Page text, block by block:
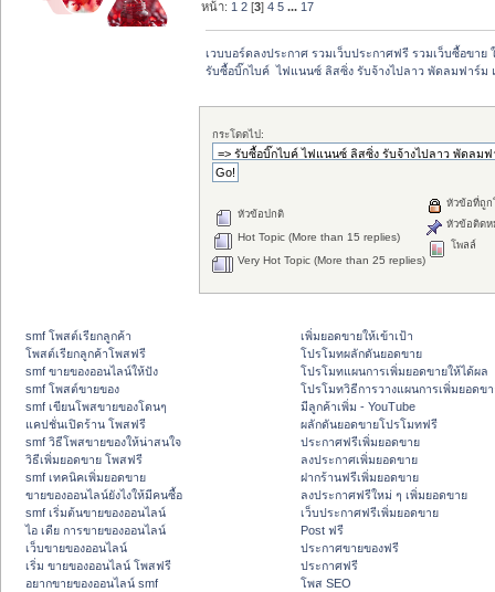
หน้า: 1 2 [3]4 5 ... 17
เวบบอร์ดลงประกาศ รวมเว็บประกาศฟรี รวมเว็บซื้อขาย
รับซื้อบิ๊กไบค์  ไฟแนนซ์ ลิสซิ่ง รับจ้างไปลาว พัดลมฟาร์
กระโดดไป:
หัวข้อปกติ
Hot Topic (More than 15 replies)
Very Hot Topic (More than 25 replies)
หัวข้อที่ถู
หัวข้อติดห
โพลล์
smf โพสต์เรียกลูกค้า
โพสต์เรียกลูกค้าโพสฟรี
smf ขายของออนไลน์ให้ปัง
smf โพสต์ขายของ
smf เขียนโพสขายของโดนๆ
แคปชั่นเปิดร้าน โพสฟรี
smf วิธีโพสขายของให้น่าสนใจ
วิธีเพิ่มยอดขาย โพสฟรี
smf เทคนิคเพิ่มยอดขาย
ขายของออนไลน์ยังไงให้มีคนซื้อ
smf เริ่มต้นขายของออนไลน์
ไอ เดีย การขายของออนไลน์
เว็บขายของออนไลน์
เริ่ม ขายของออนไลน์ โพสฟรี
อยากขายของออนไลน์ smf
เพิ่มยอดขายให้เข้าเป้า
โปรโมทผลักดันยอดขาย
โปรโมทแผนการเพิ่มยอดขายให้ได้ผล
โปรโมทวิธีการวางแผนการเพิ่มยอดข
มีลูกค้าเพิ่ม - YouTube
ผลักดันยอดขายโปรโมทฟรี
ประกาศฟรีเพิ่มยอดขาย
ลงประกาศเพิ่มยอดขาย
ฝากร้านฟรีเพิ่มยอดขาย
ลงประกาศฟรีใหม่ ๆ เพิ่มยอดขาย
เว็บประกาศฟรีเพิ่มยอดขาย
Post ฟรี
ประกาศขายของฟรี
ประกาศฟรี
โพส SEO